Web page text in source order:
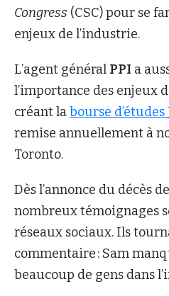
Congress (CSC) pour se
enjeux de l’industrie.
L’agent général PPI a
l’importance des enjeux
créant labourse d’études
remise annuellement à
Toronto.
Dès l’annonce du décès
nombreux témoignages
réseaux sociaux. Ils
commentaire : Sam
beaucoup de gens dans